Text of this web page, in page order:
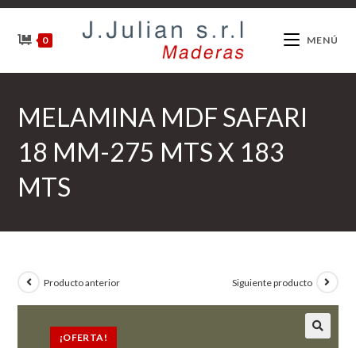
Ir
contenido
0 MENÚ
MELAMINA MDF SAFARI
18 MM-275 MTS X 183
MTS
¡OFERTA!
Producto anterior Siguiente producto